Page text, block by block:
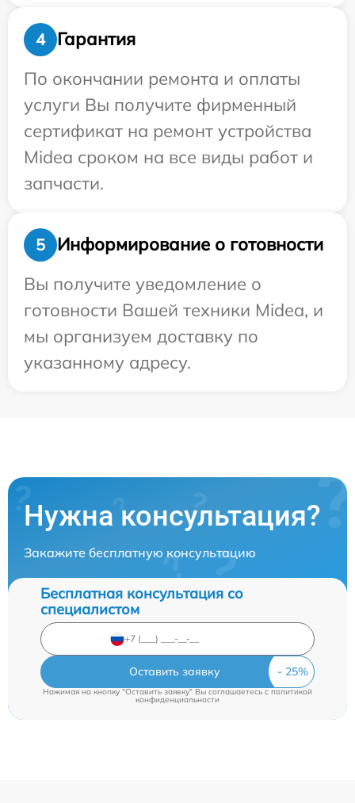
4
Гарантия
По окончании ремонта и оплаты
услуги Вы получите фирменный
сертификат на ремонт устройства
Midea сроком на все виды работ и
запчасти.
5
Информирование о готовности
Вы получите уведомление о
готовности Вашей техники Midea, и
мы организуем доставку по
указанному адресу.
Нужна консультация?
Закажите бесплатную консультацию
Бесплатная консультация со
специалистом
Оставить заявку
Нажимая на кнопку "Оставить заявку" Вы соглашаетесь cполитикой
конфиденциальности